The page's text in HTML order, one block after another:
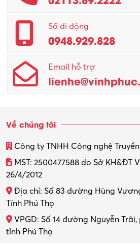
Quản lý – Giám đốc
Quản lý chất lượng – QC
Quản lý sản xuất
Quản trị kinh doanh
Thiết kế nội thất
Thợ máy – Ô tô – Xe máy
Thực tập
Số di động
0948.929.828
Email hỗ trợ
Về chúng tôi
Công ty TNHH Công nghệ
MST: 2500477588 do Sở KH&ĐT
26/4/2012
Địa chỉ: Số 83 đường Hùng
Tỉnh Phú Thọ
VPGD: Số 14 đường Nguyễn
tỉnh Phú Thọ